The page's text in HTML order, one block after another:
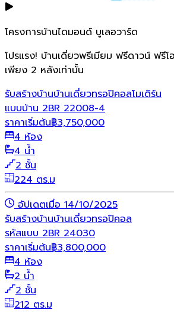
โครงการบ้านไดมอนด์ บูเลอวาร์ด
โปรแรง! บ้านเดี่ยวพรีเมียม ฟรีดาวน์ ฟรี
เพียง 2 หลังเท่านั้น
รับสร้างบ้านบ้านเดี่ยวทรอปิคอลโมเดิร์น
แบบบ้าน 2BR 22008-4
ราคาเริ่มต้น฿3,750,000
4 ห้อง
4 น้ำ
2 ชั้น
224 ตร.ม
อัปเดตเมื่อ 14/10/2025
รับสร้างบ้านบ้านเดี่ยวทรอปิคอล
รหัสแบบ 2BR 24030
ราคาเริ่มต้น฿3,800,000
4 ห้อง
2 น้ำ
2 ชั้น
212 ตร.ม